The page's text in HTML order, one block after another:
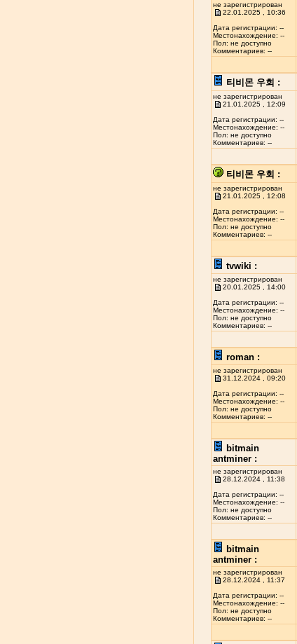
не зарегистрирован
22.01.2025 , 10:36
Дата регистрации: --
Местонахождение: --
Пол: не доступно
Комментариев: --
티비몬 우회 :
не зарегистрирован
21.01.2025 , 12:09
Дата регистрации: --
Местонахождение: --
Пол: не доступно
Комментариев: --
티비몬 우회 :
не зарегистрирован
21.01.2025 , 12:08
Дата регистрации: --
Местонахождение: --
Пол: не доступно
Комментариев: --
tvwiki :
не зарегистрирован
20.01.2025 , 14:00
Дата регистрации: --
Местонахождение: --
Пол: не доступно
Комментариев: --
roman :
не зарегистрирован
31.12.2024 , 09:20
Дата регистрации: --
Местонахождение: --
Пол: не доступно
Комментариев: --
bitmain
antminer :
не зарегистрирован
28.12.2024 , 11:38
Дата регистрации: --
Местонахождение: --
Пол: не доступно
Комментариев: --
bitmain
antminer :
не зарегистрирован
28.12.2024 , 11:37
Дата регистрации: --
Местонахождение: --
Пол: не доступно
Комментариев: --